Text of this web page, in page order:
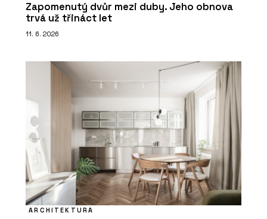
Zapomenutý dvůr mezi duby. Jeho obnova
trvá už třináct let
11. 6. 2026
ARCHITEKTURA